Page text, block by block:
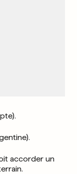
accorder un